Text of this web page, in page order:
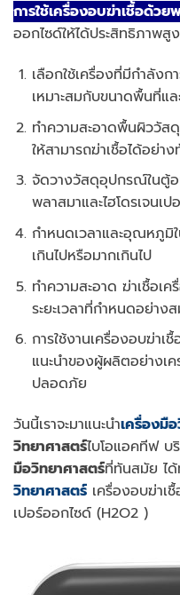
การใช้เครื่องอบฆ่าเชื้อด้วย
ออกไซด์ให้ได้ประสิทธิภาพ
เลือกใช้เครื่องที่มีกำลัง
เหมาะสมกับขนาดพื้นที่แ
ทำความสะอาดพื้นผิววัส
ให้สามารถฆ่าเชื้อได้อย่า
จัดวางวัสดุอุปกรณ์ในตู้
พลาสมาและไฮโดรเจนเ
กำหนดเวลาและอุณหภูมิใ
เกินไปหรือมากเกินไป
ทำความสะอาด ฆ่าเชื้อเ
ระยะเวลาที่กำหนดอย่าง
การใช้งานเครื่องอบฆ่า
แนะนำของผู้ผลิตอย่างเ
ปลอดภัย
วันนี้เราจะมาแนะนำเครื่องมื
วิทยาศาสตร์ไบโอแอคทีฟ บ
มือวิทยาศาสตร์ที่ทันสมัย ได้
วิทยาศาสตร์ เครื่องอบฆ่าเ
เปอร์ออกไซด์ (H2O2 )